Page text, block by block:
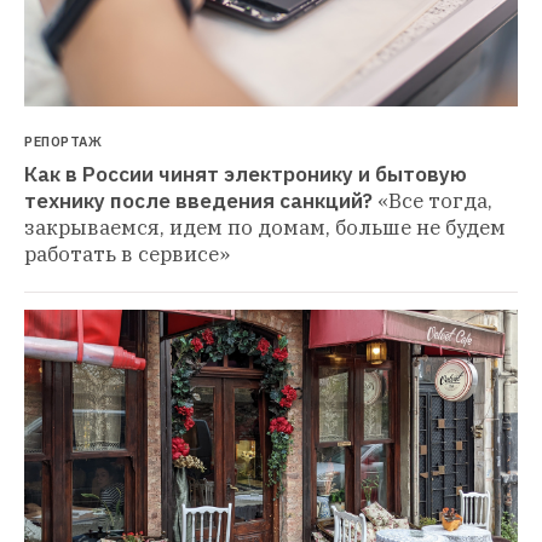
РЕПОРТАЖ
Как в России чинят электронику и бытовую
технику после введения санкций? «Все тогда,
закрываемся, идем по домам, больше не будем
работать в сервисе»